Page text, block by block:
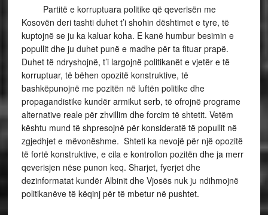
Partitë e korruptuara politike që qeverisën me
Kosovën deri tashti duhet t’i shohin dështimet e tyre, të
kuptojnë se ju ka kaluar koha. E kanë humbur besimin e
popullit dhe ju duhet punë e madhe për ta fituar prapë.
Duhet të ndryshojnë, t’i largojnë politikanët e vjetër e të
korruptuar, të bëhen opozitë konstruktive, të
bashkëpunojnë me pozitën në luftën politike dhe
propagandistike kundër armikut serb, të ofrojnë programe
alternative reale për zhvillim dhe forcim të shtetit. Vetëm
kështu mund të shpresojnë për konsideratë të popullit në
zgjedhjet e mëvonëshme. Shteti ka nevojë për një opozitë
të fortë konstruktive, e cila e kontrollon pozitën dhe ja merr
qeverisjen nëse punon keq. Sharjet, fyerjet dhe
dezinformatat kundër Albinit dhe Vjosës nuk ju ndihmojnë
politikanëve të këqinj për të mbetur në pushtet.